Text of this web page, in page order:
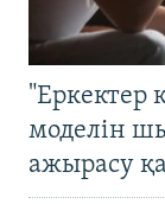
"Еркектер
моделін
ажырасу